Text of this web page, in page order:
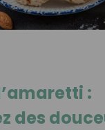
:
des